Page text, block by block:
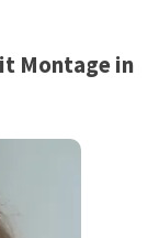
Montage in